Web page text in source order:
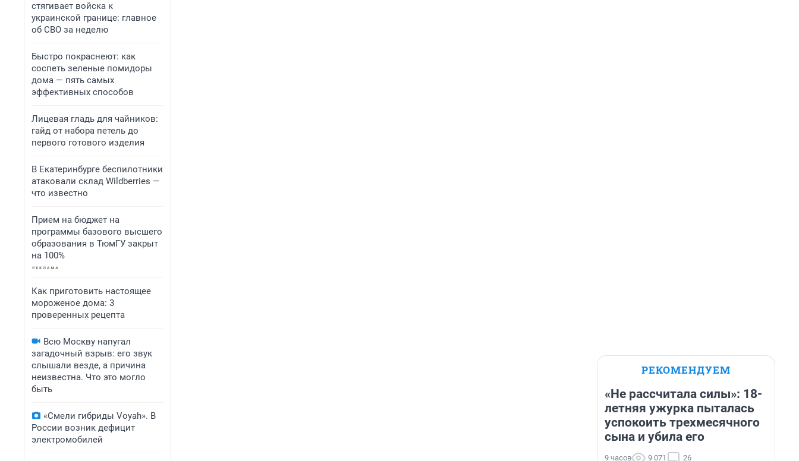
стягивает войска к
украинской границе: главное
об СВО за неделю
Быстро покраснеют: как
соспеть зеленые помидоры
дома — пять самых
эффективных способов
Лицевая гладь для чайников:
гайд от набора петель до
первого готового изделия
В Екатеринбурге беспилотники
атаковали склад Wildberries —
что известно
Прием на бюджет на
программы базового высшего
образования в ТюмГУ закрыт
на 100%
Как приготовить настоящее
мороженое дома: 3
проверенных рецепта
Всю Москву напугал
загадочный взрыв: его звук
слышали везде, а причина
неизвестна. Что это могло
быть
«Смели гибриды Voyah». В
России возник дефицит
электромобилей
РЕКОМЕНДУЕМ
«Не рассчитала силы»: 18-
летняя ужурка пыталась
успокоить трехмесячного
сына и убила его
9 часов 9 071 26